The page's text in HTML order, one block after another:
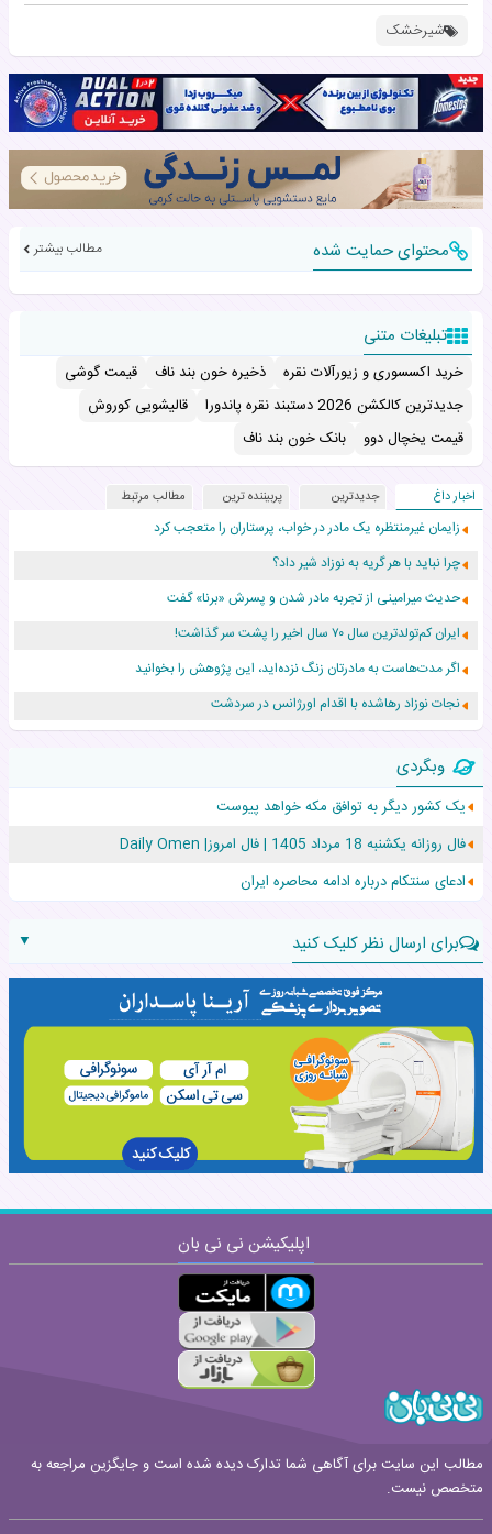
شیرخشک
محتوای حمایت شده مطالب بیشتر
تبلیغات متنی
خرید اکسسوری و زیورآلات نقره ذخیره خون بند ناف
قیمت گوشی
جدیدترین کالکشن 2026 دستبند نقره پاندورا
قالیشویی کوروش
قیمت یخچال دوو
بانک خون بند ناف
اخبار داغ جدیدترین پربیننده ترین مطالب مرتبط
زایمان غیرمنتظره یک مادر در خواب، پرستاران را متعجب کرد
چرا نباید با هر گریه به نوزاد شیر داد؟
حدیث میرامینی از تجربه مادر شدن و پسرش «برنا» گفت
ایران کم‌تولدترین سال ۷۰ سال اخیر را پشت سر گذاشت!
اگر مدت‌هاست به مادرتان زنگ نزده‌اید، این پژوهش را بخوانید
نجات نوزاد رهاشده با اقدام اورژانس در سردشت
۵۵۹ نوزاد در پرو با نام «هالند» به دنیا آمدند!
زن ۲۴ ساله پس از درمان سرطان رحم، مادر شد
افزایش قد این دختر، چند میلیون دلار برای پدرش خرج داشته
حرکت غیرقانونی یک پرستار، جان دوقلوها را نجات داد!
وبگردی
یک کشور دیگر به توافق مکه خواهد پیوست
فال روزانه یکشنبه 18 مرداد 1405 | فال امروز| Daily Omen
ادعای سنتکام درباره ادامه محاصره ایران
برای ارسال نظر کلیک کنید
▼
نام:
اپلیکیشن نی نی بان
مطالب این سایت برای آگاهی شما تدارک دیده شده است و جایگزین مراجعه به
متخصص نیست.